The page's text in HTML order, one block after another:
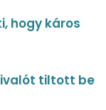
hogy káros
tiltott be